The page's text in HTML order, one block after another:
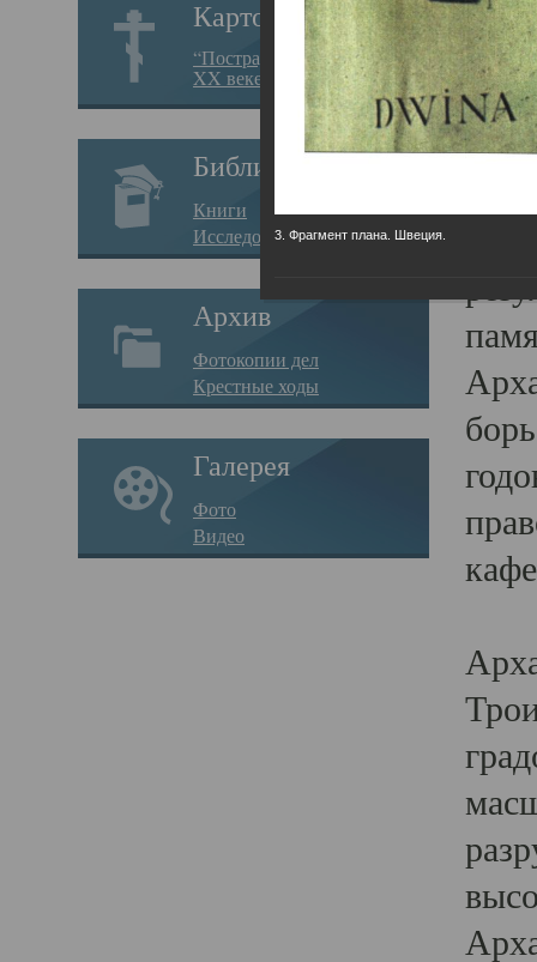
Картотека
“Пострадавшие за веру в
XX веке на Севере”
Библиотека
Книги
Исследования
Архив
Фотокопии дел
Крестные ходы
Галерея
Фото
Видео
3. Фрагмент плана. Швеция.